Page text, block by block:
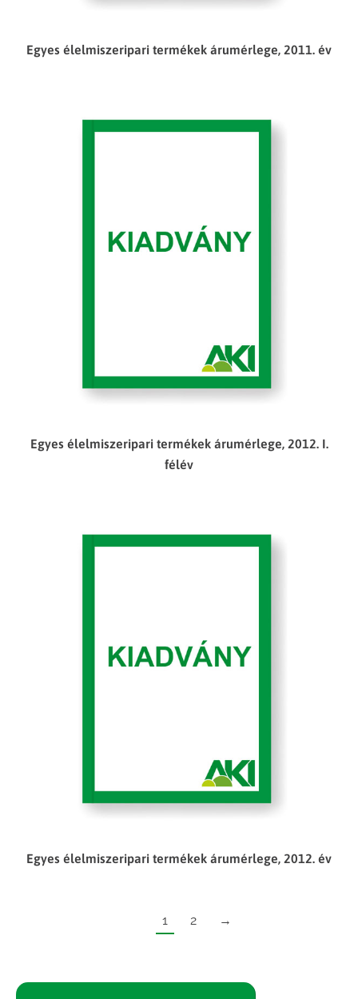
Egyes élelmiszeripari termékek árumérlege, 2011. év
Egyes élelmiszeripari termékek árumérlege, 2012. I.
félév
Egyes élelmiszeripari termékek árumérlege, 2012. év
1 2 →